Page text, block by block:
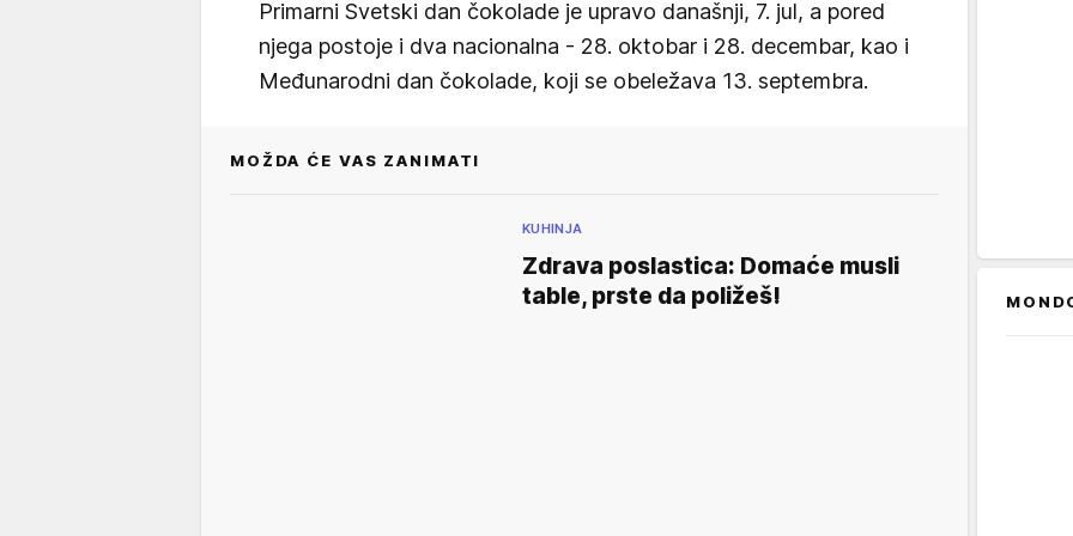
Primarni Svetski dan čokolade je upravo današnji, 7. jul, a pored
njega postoje i dva nacionalna - 28. oktobar i 28. decembar, kao i
Međunarodni dan čokolade, koji se obeležava 13. septembra.
MOŽDA ĆE VAS ZANIMATI
KUHINJA
Zdrava poslastica: Domaće musli
table, prste da poližeš!